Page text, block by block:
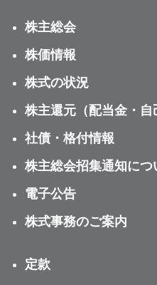
株主総会
株価情報
株式の状況
株主還元（配当金・自
社債・格付情報
株主総会招集通知につ
電子公告
株式事務のご案内
定款